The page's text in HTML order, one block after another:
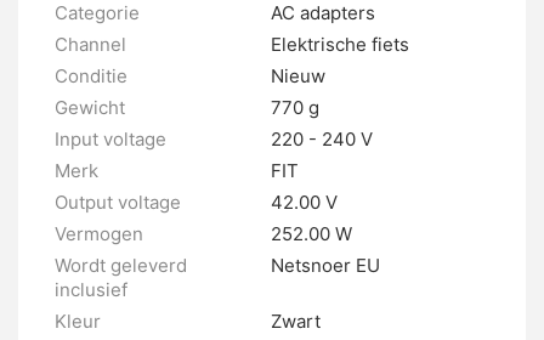
Categorie
AC adapters
Channel
Elektrische fiets
Conditie
Nieuw
Gewicht
770 g
Input voltage
220 - 240 V
Merk
FIT
Output voltage
42.00 V
Vermogen
252.00 W
Wordt geleverd
inclusief
Netsnoer EU
Kleur
Zwart